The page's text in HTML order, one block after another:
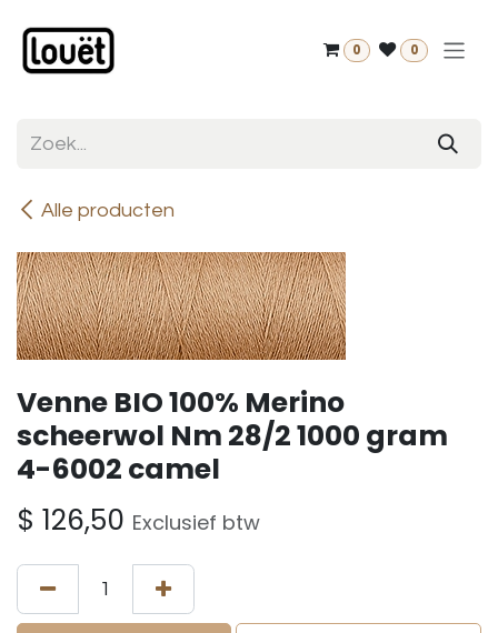
0 0
Alle producten
Venne BIO 100% Merino
scheerwol Nm 28/2 1000 gram
4-6002 camel
$ 126,50 Exclusief btw